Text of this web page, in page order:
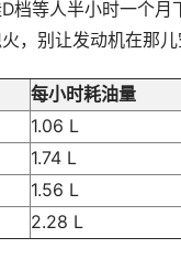
档等人半小时一个
，别让发动机在那儿
每小时耗油量
1.06 L
1.74 L
1.56 L
2.28 L